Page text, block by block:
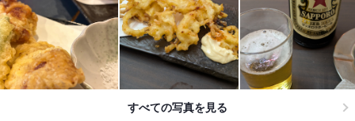
すべての写真を見る